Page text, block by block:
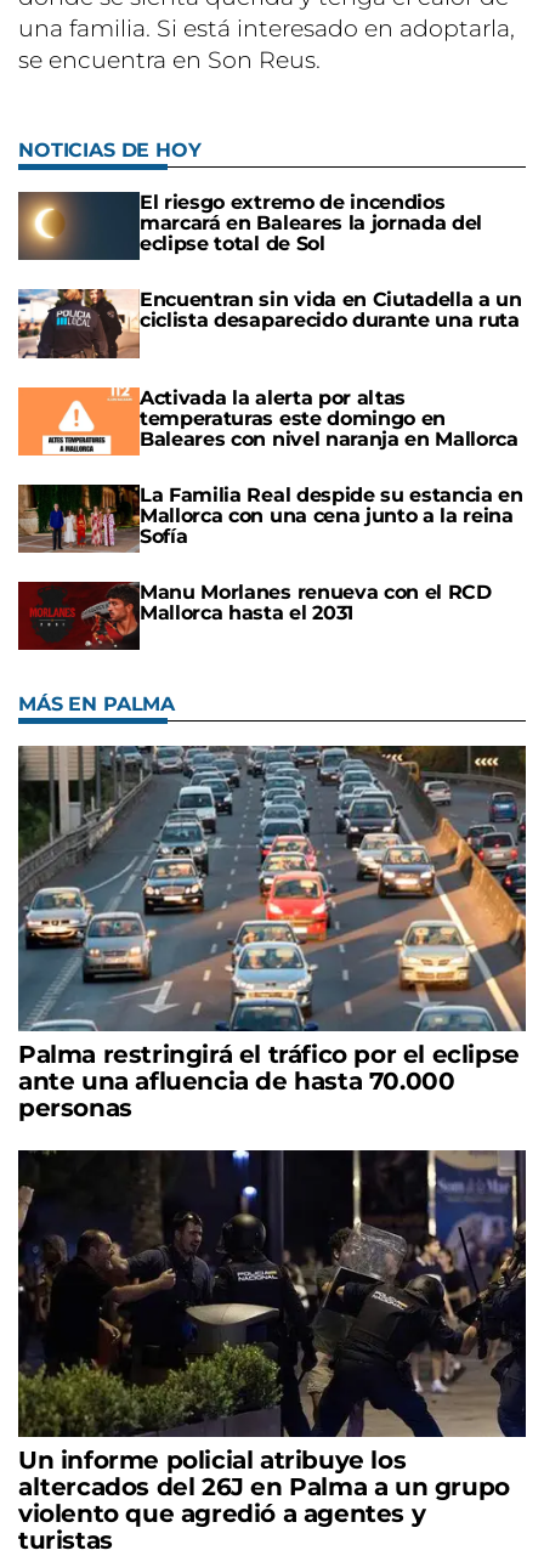
una familia. Si está interesado en adoptarla,
se encuentra en Son Reus.
NOTICIAS DE HOY
El riesgo extremo de incendios
marcará en Baleares la jornada del
eclipse total de Sol
Encuentran sin vida en Ciutadella a un
ciclista desaparecido durante una ruta
Activada la alerta por altas
temperaturas este domingo en
Baleares con nivel naranja en Mallorca
La Familia Real despide su estancia en
Mallorca con una cena junto a la reina
Sofía
Manu Morlanes renueva con el RCD
Mallorca hasta el 2031
MÁS EN PALMA
Palma restringirá el tráfico por el eclipse
ante una afluencia de hasta 70.000
personas
Un informe policial atribuye los
altercados del 26J en Palma a un grupo
violento que agredió a agentes y
turistas